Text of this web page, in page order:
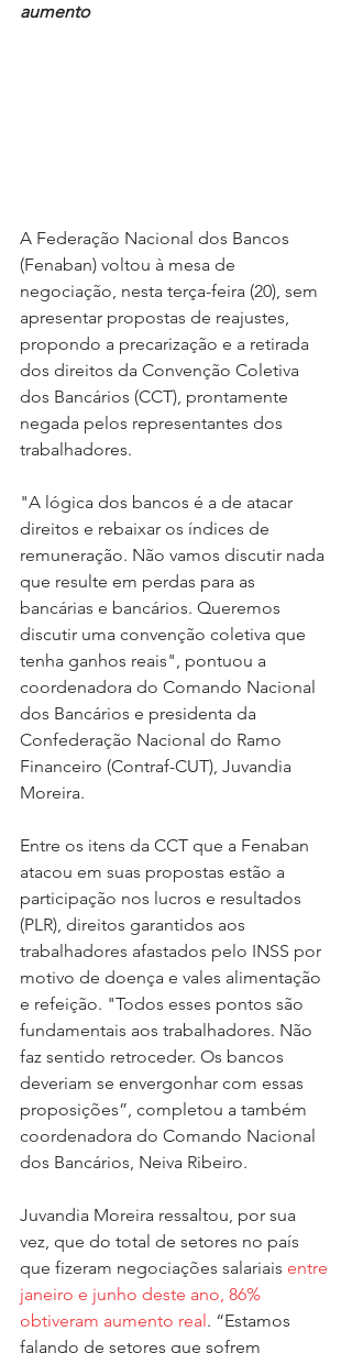
aumento
A Federação Nacional dos Bancos
(Fenaban) voltou à mesa de
negociação, nesta terça-feira (20), sem
apresentar propostas de reajustes,
propondo a precarização e a retirada
dos direitos da Convenção Coletiva
dos Bancários (CCT), prontamente
negada pelos representantes dos
trabalhadores.
"A lógica dos bancos é a de atacar
direitos e rebaixar os índices de
remuneração. Não vamos discutir nada
que resulte em perdas para as
bancárias e bancários. Queremos
discutir uma convenção coletiva que
tenha ganhos reais", pontuou a
coordenadora do Comando Nacional
dos Bancários e presidenta da
Confederação Nacional do Ramo
Financeiro (Contraf-CUT), Juvandia
Moreira.
Entre os itens da CCT que a Fenaban
atacou em suas propostas estão a
participação nos lucros e resultados
(PLR), direitos garantidos aos
trabalhadores afastados pelo INSS por
motivo de doença e vales alimentação
e refeição. "Todos esses pontos são
fundamentais aos trabalhadores. Não
faz sentido retroceder. Os bancos
deveriam se envergonhar com essas
proposições”, completou a também
coordenadora do Comando Nacional
dos Bancários, Neiva Ribeiro.
Juvandia Moreira ressaltou, por sua
vez, que do total de setores no país
que fizeram negociações salariais entre
janeiro e junho deste ano, 86%
obtiveram aumento real . “Estamos
falando de setores que sofrem